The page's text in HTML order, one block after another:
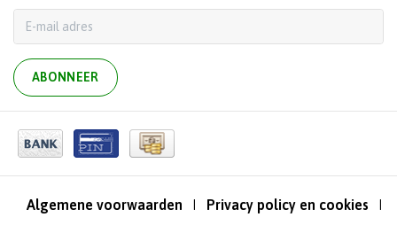
ABONNEER
Algemene voorwaarden Privacy policy en cookies